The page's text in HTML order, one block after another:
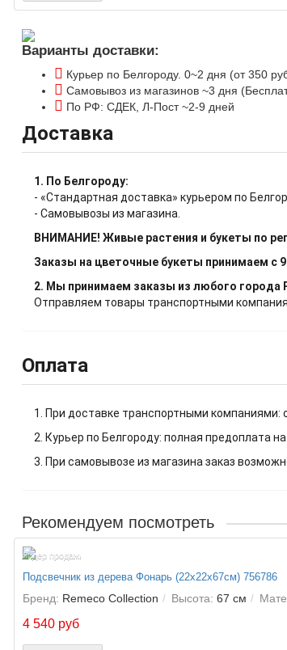
Варианты доставки:
Курьер по Белгороду. 0~2 дня (от 350
Самовывоз из магазинов ~3 дня
По РФ: СДЕК, Л-Пост ~2-9 дней
Доставка
1. По Белгороду:
- «Стандартная доставка» курьером по
- Самовывозы из магазина.
ВНИМАНИЕ! Живые растения и букеты по
Заказы на цветочные букеты принимаем с
2. Мы принимаем заказы из любого города
Отправляем товары транспортными
Оплата
1. При доставке транспортными компаниями:
2. Курьер по Белгороду: полная предоплата на
3. При самовывозе из магазина заказ
Рекомендуем посмотреть
Лидер продаж!
Подсвечник из дерева Фонарь (22х22х67см) 756786
Бренд: Remeco Collection Высота: 67 см
4 540 руб